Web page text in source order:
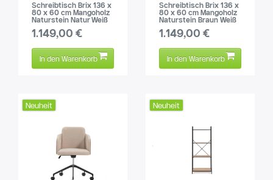
Schreibtisch Brix 136 x
80 x 60 cm Mangoholz
Naturstein Natur Weiß
1.149,00 €
In den Warenkorb
Schreibtisch Brix 136 x
80 x 60 cm Mangoholz
Naturstein Braun Weiß
1.149,00 €
In den Warenkorb
Neuheit Neuheit